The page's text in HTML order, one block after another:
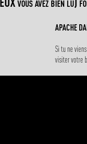
APACHE
Si tu ne
visiter votre